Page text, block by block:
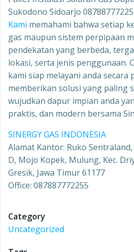
Sukodono Sidoarjo
Kami memahami bahwa setiap
gas maupun sistem perpipaan
pendekatan yang berbeda,
lokasi, serta jenis penggunaan.
kami siap melayani anda
memberikan solusi yang paling
wujudkan dapur impian anda
praktis, dan modern bersama
SINERGY GAS INDONESIA
Alamat Kantor: Ruko
D, Mojo Kopek, Mulung, Kec.
Gresik, Jawa Timur 61177
Office: 087887772255
Category
Uncategorized